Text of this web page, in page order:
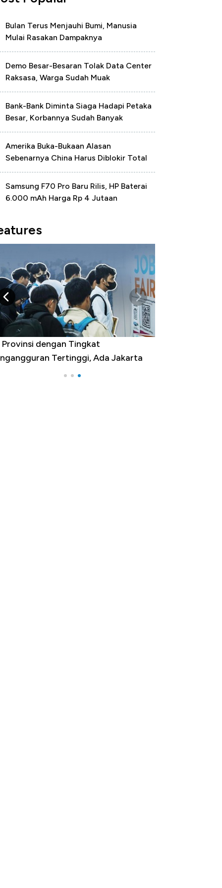
Bulan Terus Menjauhi Bumi, Manusia
Mulai Rasakan Dampaknya
Demo Besar-Besaran Tolak Data Center
Raksasa, Warga Sudah Muak
Bank-Bank Diminta Siaga Hadapi Petaka
Besar, Korbannya Sudah Banyak
Amerika Buka-Bukaan Alasan
Sebenarnya China Harus Diblokir Total
Samsung F70 Pro Baru Rilis, HP Baterai
6.000 mAh Harga Rp 4 Jutaan
Provinsi dengan Tingkat
Tertinggi, Ada Jakarta